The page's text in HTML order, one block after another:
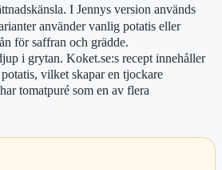
I Jennys version används
använder vanlig potatis eller
för saffran och grädde.
i grytan. Koket.se:s recept innehåller
vilket skapar en tjockare
tomatpuré som en av flera